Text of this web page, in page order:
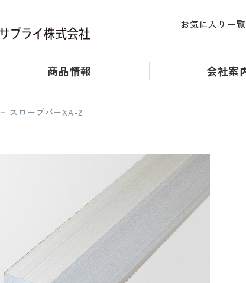
商品情報 会社案
お気に入り一覧
スロープバーXA-2